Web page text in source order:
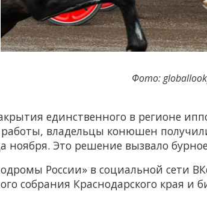
Фото:
единственного в регионе
владельцы конюшен
Это решение вызвало
России» в социальной сети
собрания Краснодарского края и